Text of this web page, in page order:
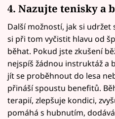
4. Nazujte tenisky a
Další možností, jak si udržet
si při tom vyčistit hlavu od
běhat. Pokud jste zkušení
nejspíš žádnou instruktáž a
jít se proběhnout do lesa
přináší spoustu benefitů.
terapií, zlepšuje kondici,
pomáhá s hubnutím,